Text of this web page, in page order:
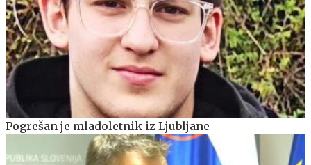
Pogrešan je mladoletnik iz Ljubljane